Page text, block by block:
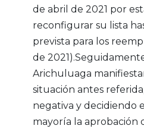
de abril de 2021 por
reconfigurar su lista
prevista para los
de
Arichuluaga
situación antes
negativa y decidiendo
mayoría la aprobación